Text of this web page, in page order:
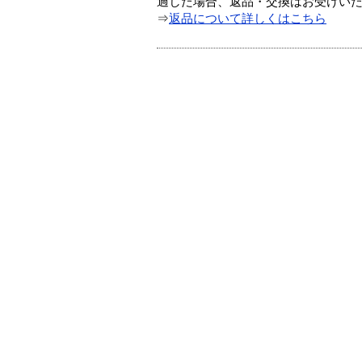
⇒返品について詳しくはこちら